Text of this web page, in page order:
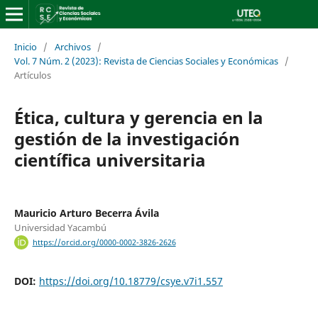
Inicio / Archivos /
Vol. 7 Núm. 2 (2023): Revista de Ciencias Sociales y Económicas /
Artículos
Ética, cultura y gerencia en la
gestión de la investigación
científica universitaria
Mauricio Arturo Becerra Ávila
Universidad Yacambú
https://orcid.org/0000-0002-3826-2626
DOI: https://doi.org/10.18779/csye.v7i1.557